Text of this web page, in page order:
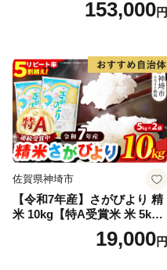
ークイーン 米5kg 福島 福島
福島県 南相馬市 cu006-ae
153,000円
佐賀県神埼市
【令和7年産】さがびより 精
米 10kg【特A受賞米 米 5kg×
2袋 お米 コメ こめ 国産 美味
しい ブランド米 人気 ランキ
19,000円